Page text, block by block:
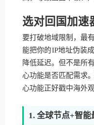
选对回国加速
要打破地域限制，最
能把你的IP地址伪装
降低延迟。但不是所
心功能是否匹配需求
心功能正好戳中海外
1. 全球节点+智